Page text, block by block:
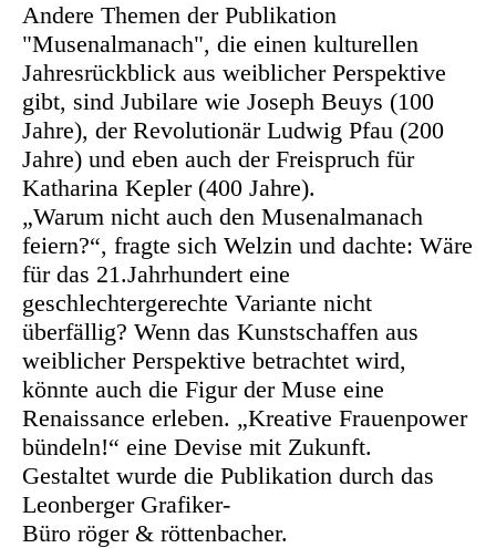
Andere Themen der Publikation
"Musenalmanach", die einen kulturellen
Jahresrückblick aus weiblicher Perspektive
gibt, sind Jubilare wie Joseph Beuys (100
Jahre), der Revolutionär Ludwig Pfau (200
Jahre) und eben auch der Freispruch für
Katharina Kepler (400 Jahre).
„Warum nicht auch den Musenalmanach
feiern?“, fragte sich Welzin und dachte: Wäre
für das 21.Jahrhundert eine
geschlechtergerechte Variante nicht
überfällig? Wenn das Kunstschaffen aus
weiblicher Perspektive betrachtet wird,
könnte auch die Figur der Muse eine
Renaissance erleben. „Kreative Frauenpower
bündeln!“ eine Devise mit Zukunft.
Gestaltet wurde die Publikation durch das
Leonberger Grafiker-
Büro röger & röttenbacher.